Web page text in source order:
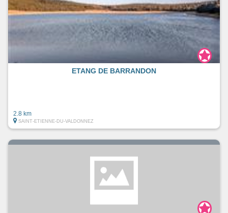
ETANG DE BARRANDON
2.8 km
SAINT-ETIENNE-DU-VALDONNEZ